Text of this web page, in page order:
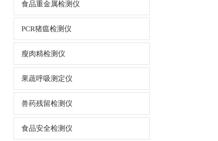
食品重金属检测仪
PCR猪瘟检测仪
瘦肉精检测仪
果蔬呼吸测定仪
兽药残留检测仪
食品安全检测仪